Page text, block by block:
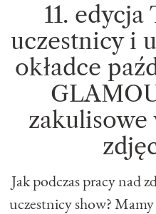
11.
uczestnicy i
okładce
zakulisowe
Jak podczas pracy nad
uczestnicy show?